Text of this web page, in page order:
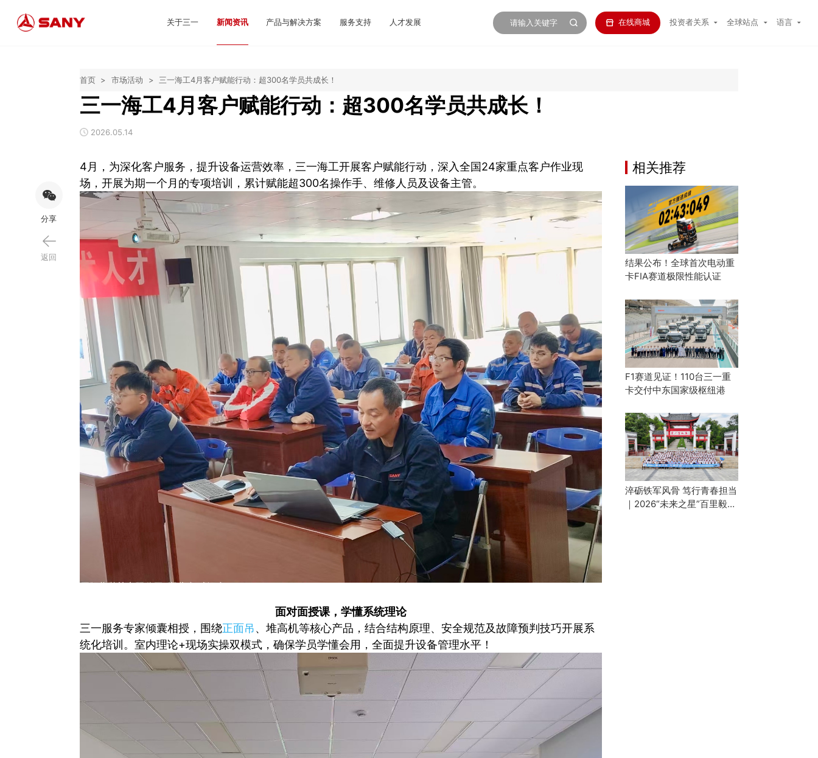
关于三一 新闻资讯 产品与解决方案 服务支持 人才发展 在线商城 投资者关系 全球站点 语言
首页 > 市场活动 > 三一海工4月客户赋能行动：超300名学员共成长！
三一海工4月客户赋能行动：超300名学员共成长！
2026.05.14
4月，为深化客户服务，提升设备运营效率，三一海工开展客户赋能行动，深入全国24家重点客户作业现
场，开展为期一个月的专项培训，累计赋能超300名操作手、维修人员及设备主管。
面对面授课，学懂系统理论
三一服务专家倾囊相授，围绕正面吊、堆高机等核心产品，结合结构原理、安全规范及故障预判技巧开展系
统化培训。室内理论+现场实操双模式，确保学员学懂会用，全面提升设备管理水平！
分享
返回
相关推荐
结果公布！全球首次电动重
卡FIA赛道极限性能认证
F1赛道见证！110台三一重
卡交付中东国家级枢纽港
淬砺铁军风骨 笃行青春担当
｜2026“未来之星”百里毅行